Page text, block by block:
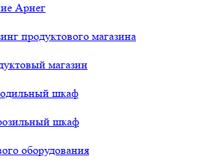
Арнег
продуктового магазина
магазин
шкаф
шкаф
оборудования